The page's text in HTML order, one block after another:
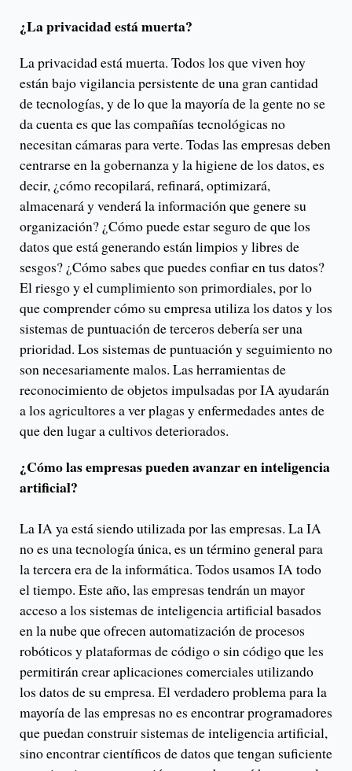
¿La privacidad está muerta?
La privacidad está muerta. Todos los que viven hoy
están bajo vigilancia persistente de una gran cantidad
de tecnologías, y de lo que la mayoría de la gente no se
da cuenta es que las compañías tecnológicas no
necesitan cámaras para verte. Todas las empresas deben
centrarse en la gobernanza y la higiene de los datos, es
decir, ¿cómo recopilará, refinará, optimizará,
almacenará y venderá la información que genere su
organización? ¿Cómo puede estar seguro de que los
datos que está generando están limpios y libres de
sesgos? ¿Cómo sabes que puedes confiar en tus datos?
El riesgo y el cumplimiento son primordiales, por lo
que comprender cómo su empresa utiliza los datos y los
sistemas de puntuación de terceros debería ser una
prioridad. Los sistemas de puntuación y seguimiento no
son necesariamente malos. Las herramientas de
reconocimiento de objetos impulsadas por IA ayudarán
a los agricultores a ver plagas y enfermedades antes de
que den lugar a cultivos deteriorados.
¿Cómo las empresas pueden avanzar en inteligencia
artificial?
La IA ya está siendo utilizada por las empresas. La IA
no es una tecnología única, es un término general para
la tercera era de la informática. Todos usamos IA todo
el tiempo. Este año, las empresas tendrán un mayor
acceso a los sistemas de inteligencia artificial basados
en la nube que ofrecen automatización de procesos
robóticos y plataformas de código o sin código que les
permitirán crear aplicaciones comerciales utilizando
los datos de su empresa. El verdadero problema para la
mayoría de las empresas no es encontrar programadores
que puedan construir sistemas de inteligencia artificial,
sino encontrar científicos de datos que tengan suficiente